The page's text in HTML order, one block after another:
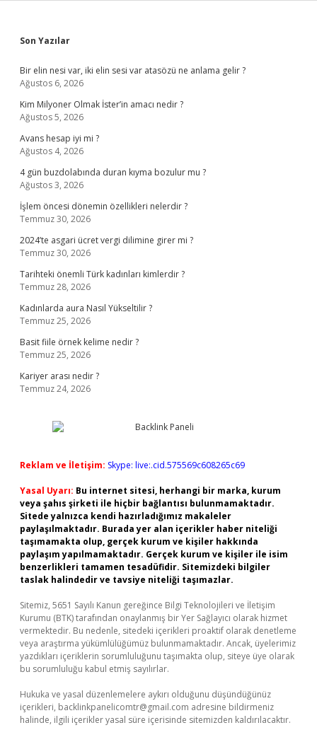
Sidebar
Son Yazılar
Bir elin nesi var, iki elin sesi var atasözü ne anlama gelir ?
Ağustos 6, 2026
Kim Milyoner Olmak İster’in amacı nedir ?
Ağustos 5, 2026
Avans hesap iyi mi ?
Ağustos 4, 2026
4 gün buzdolabında duran kıyma bozulur mu ?
Ağustos 3, 2026
İşlem öncesi dönemin özellikleri nelerdir ?
Temmuz 30, 2026
2024’te asgari ücret vergi dilimine girer mi ?
Temmuz 30, 2026
Tarihteki önemli Türk kadınları kimlerdir ?
Temmuz 28, 2026
Kadınlarda aura Nasıl Yükseltilir ?
Temmuz 25, 2026
Basit fiile örnek kelime nedir ?
Temmuz 25, 2026
Kariyer arası nedir ?
Temmuz 24, 2026
Reklam ve İletişim: Skype: live:.cid.575569c608265c69
Yasal Uyarı: Bu internet sitesi, herhangi bir marka, kurum
veya şahıs şirketi ile hiçbir bağlantısı bulunmamaktadır.
Sitede yalnızca kendi hazırladığımız makaleler
paylaşılmaktadır. Burada yer alan içerikler haber niteliği
taşımamakta olup, gerçek kurum ve kişiler hakkında
paylaşım yapılmamaktadır. Gerçek kurum ve kişiler ile isim
benzerlikleri tamamen tesadüfidir. Sitemizdeki bilgiler
taslak halindedir ve tavsiye niteliği taşımazlar.
Sitemiz, 5651 Sayılı Kanun gereğince Bilgi Teknolojileri ve İletişim
Kurumu (BTK) tarafından onaylanmış bir Yer Sağlayıcı olarak hizmet
vermektedir. Bu nedenle, sitedeki içerikleri proaktif olarak denetleme
veya araştırma yükümlülüğümüz bulunmamaktadır. Ancak, üyelerimiz
yazdıkları içeriklerin sorumluluğunu taşımakta olup, siteye üye olarak
bu sorumluluğu kabul etmiş sayılırlar.
Hukuka ve yasal düzenlemelere aykırı olduğunu düşündüğünüz
içerikleri, backlinkpanelicomtr@gmail.com adresine bildirmeniz
halinde, ilgili içerikler yasal süre içerisinde sitemizden kaldırılacaktır.